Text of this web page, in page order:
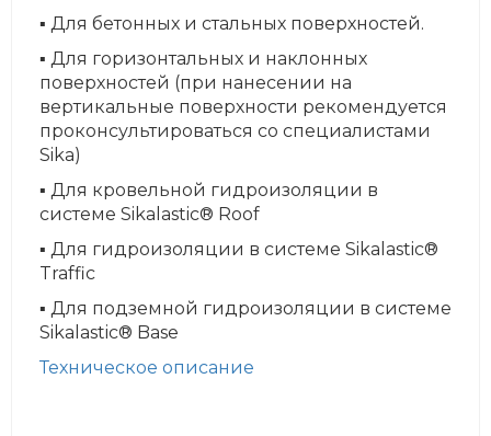
▪ Для бетонных и стальных поверхностей.
▪ Для горизонтальных и наклонных
поверхностей (при нанесении на
вертикальные поверхности рекомендуется
проконсультироваться со специалистами
Sika)
▪ Для кровельной гидроизоляции в
системе Sikalastic® Roof
▪ Для гидроизоляции в системе Sikalastic®
Traffic
▪ Для подземной гидроизоляции в системе
Sikalastic® Base
Техническое описание